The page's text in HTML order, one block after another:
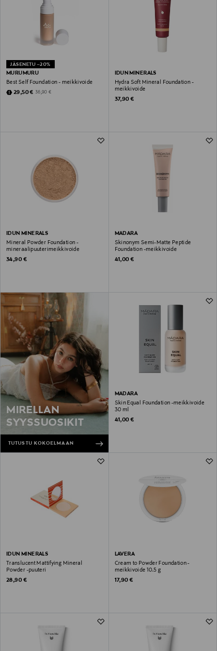
JÄSENETU –20%
MURUMURU
Best Self Foundation - meikkivoide
Discounted Price
29,50 € Original Price
36,90 €
IDUN MINERALS
Hydra Soft Mineral Foundation -
meikkivoide
Original Price
37,90 €
IDUN MINERALS
Mineral Powder Foundation -
mineraalipuuterimeikkivoide
Original Price
34,90 €
MADARA
Skinonym Semi-Matte Peptide
Foundation -meikkivoide
Original Price
41,00 €
MIRELLAN
SYYSSUOSIKIT
TUTUSTU KOKOELMAAN
MADARA
Skin Equal Foundation -meikkivoide
30 ml
Original Price
41,00 €
IDUN MINERALS
Translucent Mattifying Mineral
Powder -puuteri
Original Price
28,90 €
LAVERA
Cream to Powder Foundation -
meikkivoide 10.5 g
Original Price
17,90 €